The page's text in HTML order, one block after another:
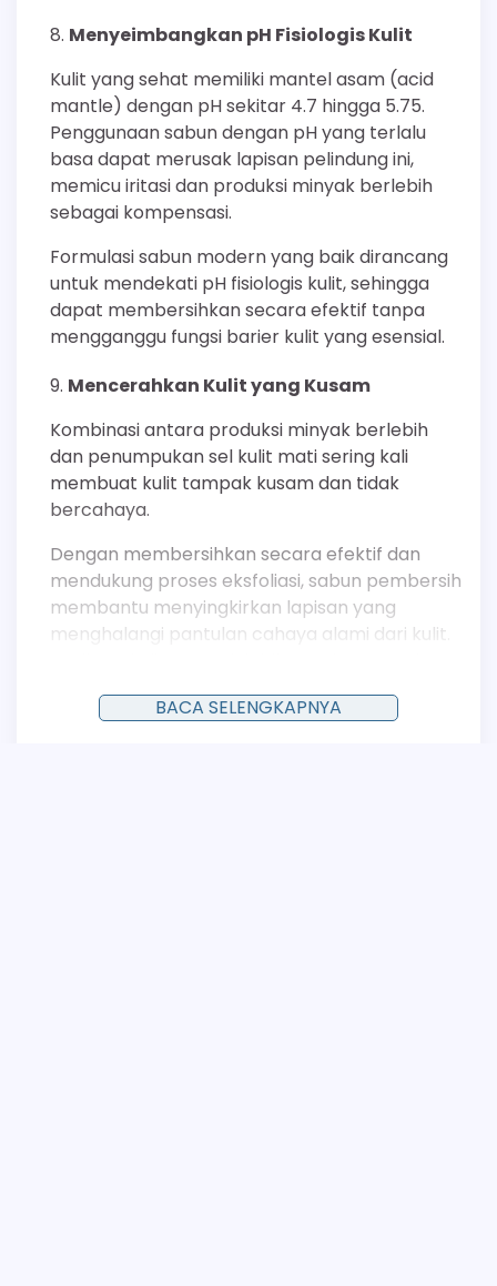
Menyeimbangkan pH Fisiologis Kulit
Kulit yang sehat memiliki mantel asam (acid
mantle) dengan pH sekitar 4.7 hingga 5.75.
Penggunaan sabun dengan pH yang terlalu
basa dapat merusak lapisan pelindung ini,
memicu iritasi dan produksi minyak berlebih
sebagai kompensasi.
Formulasi sabun modern yang baik dirancang
untuk mendekati pH fisiologis kulit, sehingga
dapat membersihkan secara efektif tanpa
mengganggu fungsi barier kulit yang esensial.
Mencerahkan Kulit yang Kusam
Kombinasi antara produksi minyak berlebih
dan penumpukan sel kulit mati sering kali
membuat kulit tampak kusam dan tidak
bercahaya.
Dengan membersihkan secara efektif dan
mendukung proses eksfoliasi, sabun pembersih
membantu menyingkirkan lapisan yang
menghalangi pantulan cahaya alami dari kulit.
penggunaan yang konsisten.
BACA SELENGKAPNYA